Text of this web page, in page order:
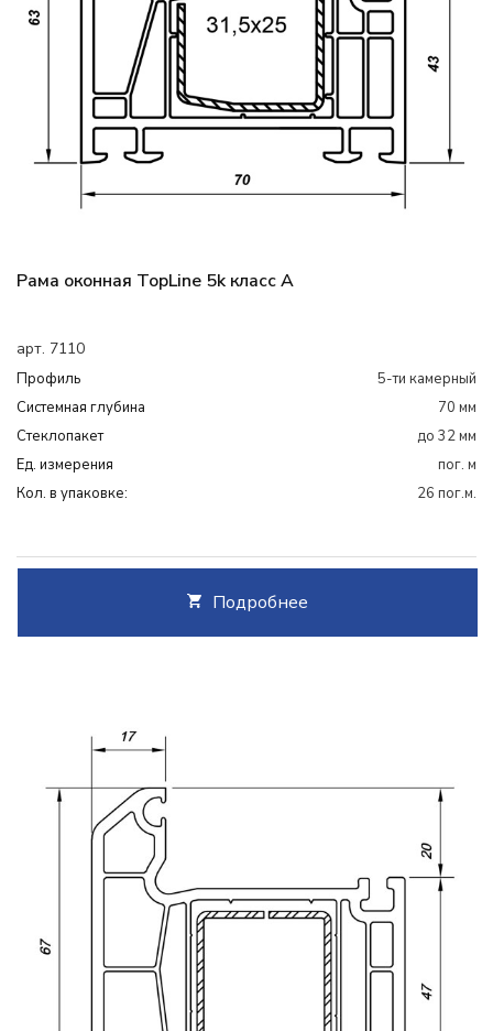
Рама оконная TopLine 5k класс А
арт. 7110
Профиль
5-ти камерный
Системная глубина
70 мм
Cтеклопакет
до 32 мм
Ед. измерения
пог. м
Кол. в упаковке:
26 пог.м.
Подробнее